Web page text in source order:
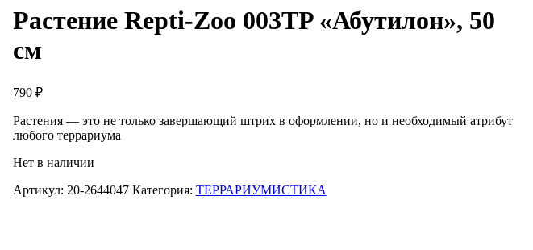
Растение Repti-Zoo 003TP «Абутилон», 50
см
790 ₽
Растения — это не только завершающий штрих в оформлении, но и необходимый атрибут
любого террариума
Нет в наличии
Артикул: 20-2644047 Категория: ТЕРРАРИУМИСТИКА